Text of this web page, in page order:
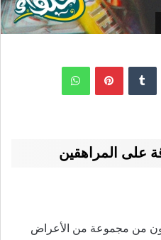
‏Tumblr بينتيريستواتساب
على المراهقين
من مجموعة من الأعراض